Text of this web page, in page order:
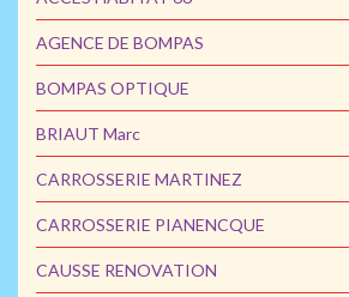
AGENCE DE BOMPAS
BOMPAS OPTIQUE
BRIAUT Marc
CARROSSERIE MARTINEZ
CARROSSERIE PIANENCQUE
CAUSSE RENOVATION